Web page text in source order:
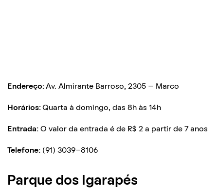
Endereço: Av. Almirante Barroso, 2305 – Marco
Horários: Quarta à domingo, das 8h às 14h
Entrada: O valor da entrada é de R$ 2 a partir de 7 anos
Telefone: (91) 3039-8106
Parque dos Igarapés